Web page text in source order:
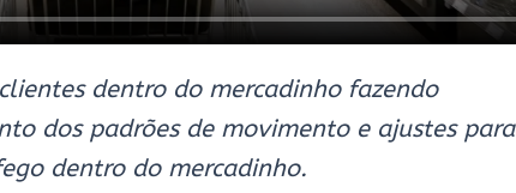
dentro do mercadinho fazendo
dos padrões de movimento e ajustes para
dentro do mercadinho.